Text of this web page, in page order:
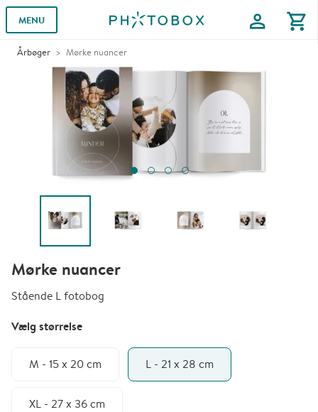
MENU profile shopping_cart
Årbøger Mørke nuancer
Mørke nuancer
Stående L fotobog
Vælg størrelse
M - 15 x 20 cm L - 21 x 28 cm
XL - 27 x 36 cm